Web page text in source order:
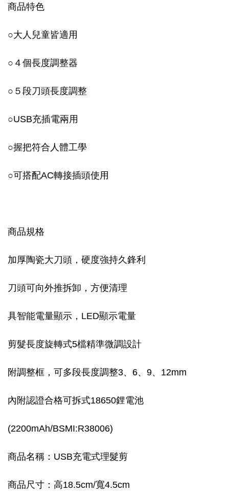
商品特色
○大人兒童皆適用
○ ４個長度調整器
○ ５段刀頭長度調整
○USB充插電兩用
○握把符合人體工學
○可搭配AC轉接插頭使用
商品規格
加厚陶瓷大刀頭，硬度強持久鋒利
刀頭可向外推拆卸，方便清理
具智能電量顯示，LED顯示電量
剪髮長度旋轉式5檔精準微調設計
附調整框，可多段長度調整3、6、9、12mm
內附認證合格可拆式18650鋰電池
(2200mAh/BSMI:R38006)
商品名稱：USB充電式理髮剪
商品尺寸：高18.5cm/寬4.5cm